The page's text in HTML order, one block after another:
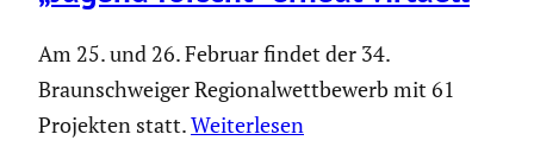
Am 25. und 26. Februar findet der 34.
Braunschweiger Regionalwettbewerb mit 61
Projekten statt.Weiterlesen